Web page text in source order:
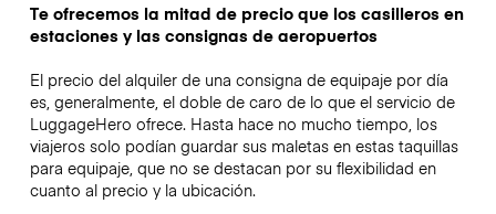
Te ofrecemos la mitad de precio que los casilleros en
estaciones y las consignas de aeropuertos
El precio del alquiler de una consigna de equipaje por día
es, generalmente, el doble de caro de lo que el servicio de
LuggageHero ofrece. Hasta hace no mucho tiempo, los
viajeros solo podían guardar sus maletas en estas taquillas
para equipaje, que no se destacan por su flexibilidad en
cuanto al precio y la ubicación.